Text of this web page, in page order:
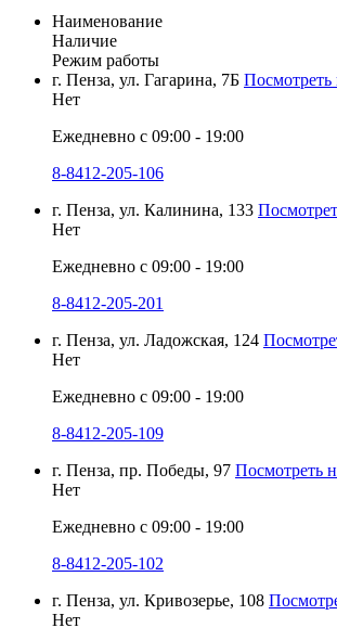
Наименование
Наличие
Режим работы
г. Пенза, ул. Гагарина, 7Б Посмотреть
Нет
Ежедневно с 09:00 - 19:00
8-8412-205-106
г. Пенза, ул. Калинина, 133
Нет
Ежедневно с 09:00 - 19:00
8-8412-205-201
г. Пенза, ул. Ладожская, 124
Нет
Ежедневно с 09:00 - 19:00
8-8412-205-109
г. Пенза, пр. Победы, 97 Посмотреть
Нет
Ежедневно с 09:00 - 19:00
8-8412-205-102
г. Пенза, ул. Кривозерье, 108
Нет